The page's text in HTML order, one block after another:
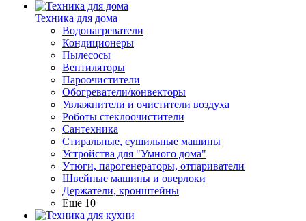
Техника для дома
Водонагреватели
Кондиционеры
Пылесосы
Вентиляторы
Пароочистители
Обогреватели/конвекторы
Увлажнители и очистители воздуха
Роботы стеклоочистители
Сантехника
Стиральные, сушильные машины
Устройства для "Умного дома"
Утюги, парогенераторы, отпариватели
Швейные машины и оверлоки
Держатели, кронштейны
Ещё 10